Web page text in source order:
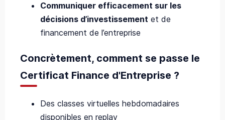
Communiquer efficacement sur les
décisions d’investissement et de
financement de l’entreprise
Concrètement, comment se passe le
Certificat Finance d'Entreprise ?
Des classes virtuelles hebdomadaires
disponibles en replay